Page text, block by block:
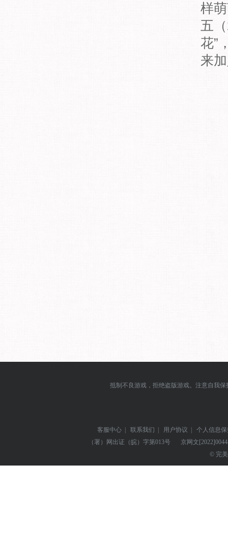
样
五
花”
来
抵制不良游戏，拒绝盗版游戏。注意自我
客服中心 | 联系我们 | 用户协议 |
个人信息
（署）网出证（皖）字第013号
京网文
© 完美